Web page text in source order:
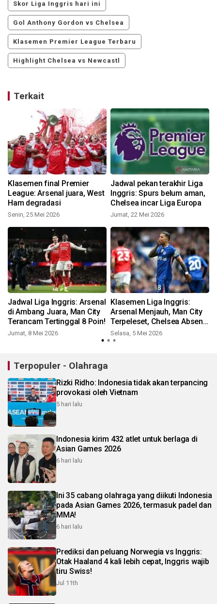
Skor Liga Inggris hari ini
Gol Anthony Gordon vs Chelsea
Klasemen Premier League Terbaru
Highlight Chelsea vs Newcastl
Terkait
Klasemen final Premier
League: Arsenal juara, West
Ham degradasi
Senin, 25 Mei 2026
Jadwal pekan terakhir Liga
Inggris: Spurs belum aman,
Chelsea incar Liga Europa
Jumat, 22 Mei 2026
Jadwal Liga Inggris: Arsenal
di Ambang Juara, Man City
Terancam Tertinggal 8 Poin!
Jumat, 8 Mei 2026
Klasemen Liga Inggris:
Arsenal Menjauh, Man City
Terpeleset, Chelsea Absen
Dari UCL!
Selasa, 5 Mei 2026
Terpopuler - Olahraga
Rizki Ridho: Indonesia tidak akan terpancing
provokasi oleh Vietnam
5 hari lalu
Indonesia kirim 432 atlet untuk berlaga di
Asian Games 2026
6 hari lalu
Ini 35 cabang olahraga yang diikuti Indonesia
pada Asian Games 2026, termasuk padel dan
MMA!
6 hari lalu
Prediksi dan peluang Norwegia vs Inggris:
Otak Haaland 4 kali lebih cepat, Inggris wajib
tiru Swiss!
Jul 11th